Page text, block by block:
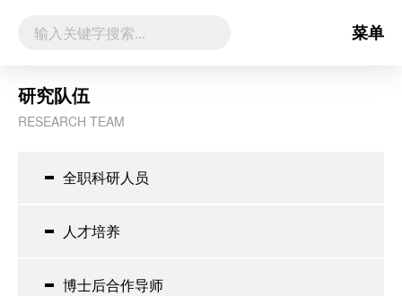
菜单
研究队伍
RESEARCH TEAM
全职科研人员
人才培养
博士后合作导师